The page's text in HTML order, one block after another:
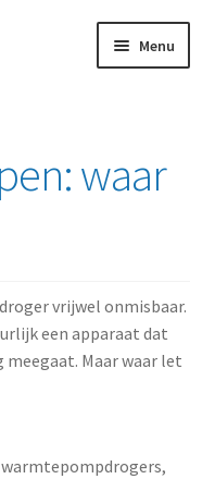
Menu
waar
vrijwel onmisbaar.
een apparaat dat
Maar waar let